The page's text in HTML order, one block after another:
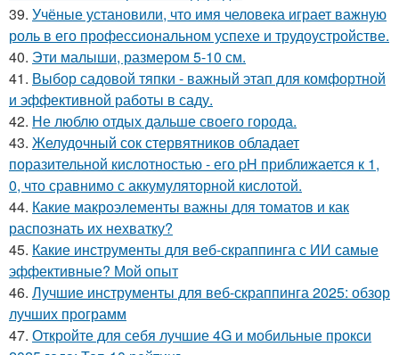
39. Учёные установили, что имя человека играет важную
роль в его профессиональном успехе и трудоустройстве.
40. Эти малыши, размером 5-10 см.
41. Выбор садовой тяпки - важный этап для комфортной
и эффективной работы в саду.
42. Не люблю отдых дальше своего города.
43. Желудочный сок стервятников обладает
поразительной кислотностью - его pH приближается к 1,
0, что сравнимо с аккумуляторной кислотой.
44. Какие макроэлементы важны для томатов и как
распознать их нехватку?
45. Какие инструменты для веб-скраппинга с ИИ самые
эффективные? Мой опыт
46. Лучшие инструменты для веб-скраппинга 2025: обзор
лучших программ
47. Откройте для себя лучшие 4G и мобильные прокси